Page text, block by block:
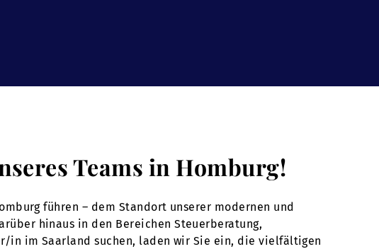
Teams in Homburg!
führen – dem Standort unserer modernen und
hinaus in den Bereichen Steuerberatung,
in im Saarland suchen, laden wir Sie ein, die vielfältigen